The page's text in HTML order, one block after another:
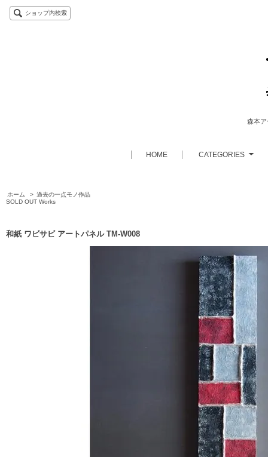
ショップ内検索
森本
HOME CATEGORIES
ホーム > 過去の一点モノ作品
SOLD OUT Works
和紙 ワビサビ アートパネル TM-W008